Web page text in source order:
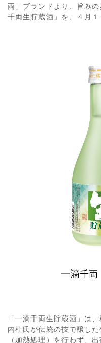
両」ブランドより、旨み
千両生貯蔵酒」を、４月
「一滴千両生貯蔵酒」は
内杜氏が伝統の技で醸し
（加熱処理）を行わず、